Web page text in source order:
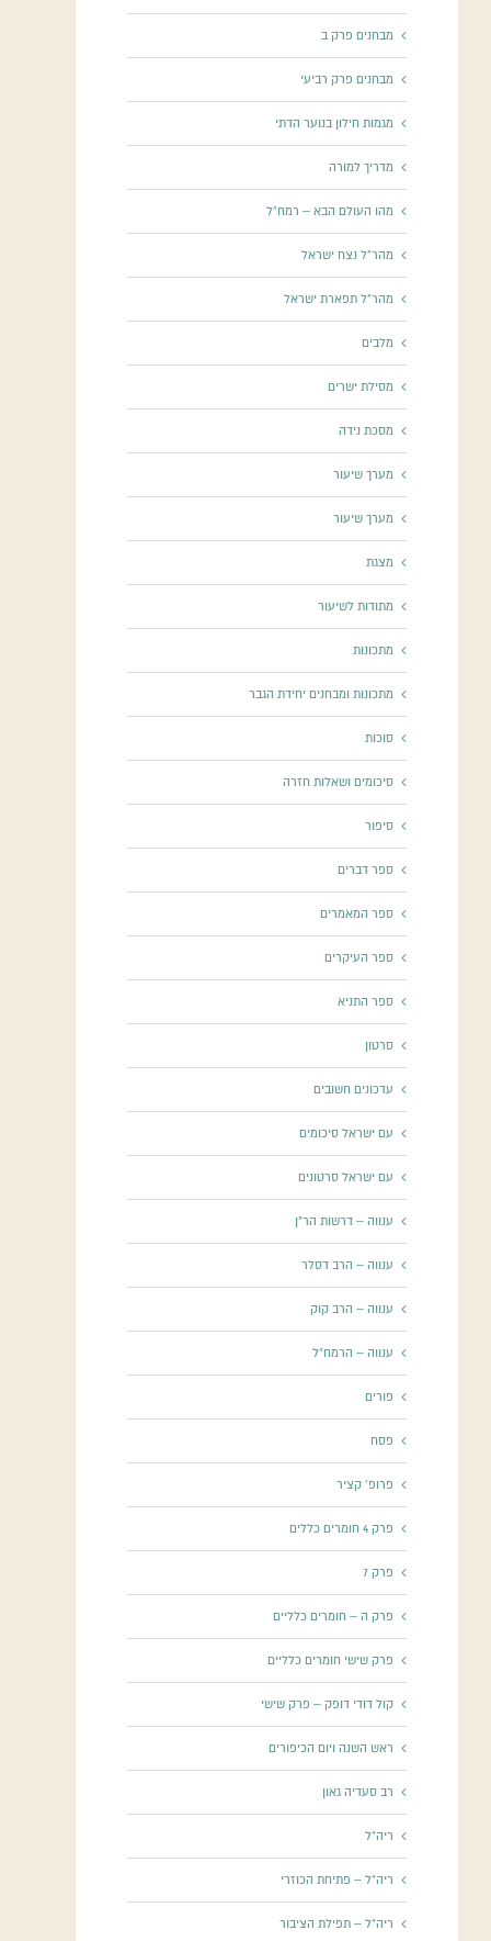
מבחנים פרק ב
מבחנים פרק רביעי
מגמות חילון בנוער הדתי
מדריך למורה
מהו העולם הבא – רמח"ל
מהר"ל נצח ישראל
מהר"ל תפארת ישראל
מלבים
מסילת ישרים
מסכת נידה
מערך שיעור
מערך שיעור
מצגת
מתודות לשיעור
מתכונות
מתכונות ומבחנים יחידת הגבר
סוכות
סיכומים ושאלות חזרה
סיפור
ספר דברים
ספר המאמרים
ספר העיקרים
ספר התניא
סרטון
עדכונים חשובים
עם ישראל סיכומים
עם ישראל סרטונים
ענווה – דרשות הר"ן
ענווה – הרב דסלר
ענווה – הרב קוק
ענווה – הרמח"ל
פורים
פסח
פרופ' קציר
פרק 4 חומרים כללים
פרק 7
פרק ה – חומרים כלליים
פרק שישי חומרים כלליים
קול דודי דופק – פרק שישי
ראש השנה ויום הכיפורים
רב סעדיה גאון
ריה"ל
ריה"ל – פתיחת הכוזרי
ריה"ל – תפילת הציבור